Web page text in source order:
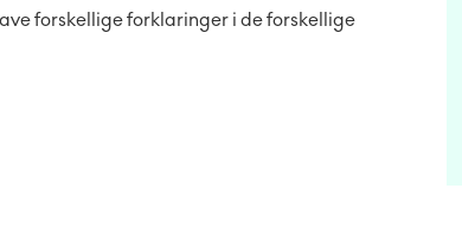
forskellige forklaringer i de forskellige